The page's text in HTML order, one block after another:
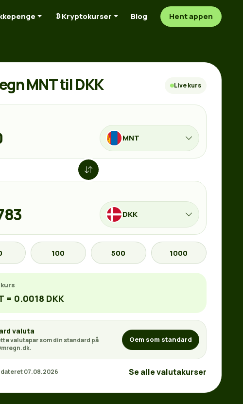
Kryptokurser Blog Hent appen
MNT til DKK Live kurs
MNT
DKK
100 500 1000
= 0.0018 DKK
valuta
valutapar som din standard på
Gem som standard
07.08.2026 Se alle valutakurser